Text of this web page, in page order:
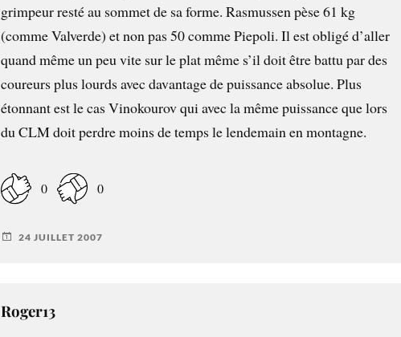
grimpeur resté au sommet de sa forme. Rasmussen pèse 61 kg
(comme Valverde) et non pas 50 comme Piepoli. Il est obligé d’aller
quand même un peu vite sur le plat même s’il doit être battu par des
coureurs plus lourds avec davantage de puissance absolue. Plus
étonnant est le cas Vinokourov qui avec la même puissance que lors
duCLMdoit perdre moins de temps le lendemain en montagne.
0 0
24 JUILLET 2007
Roger13